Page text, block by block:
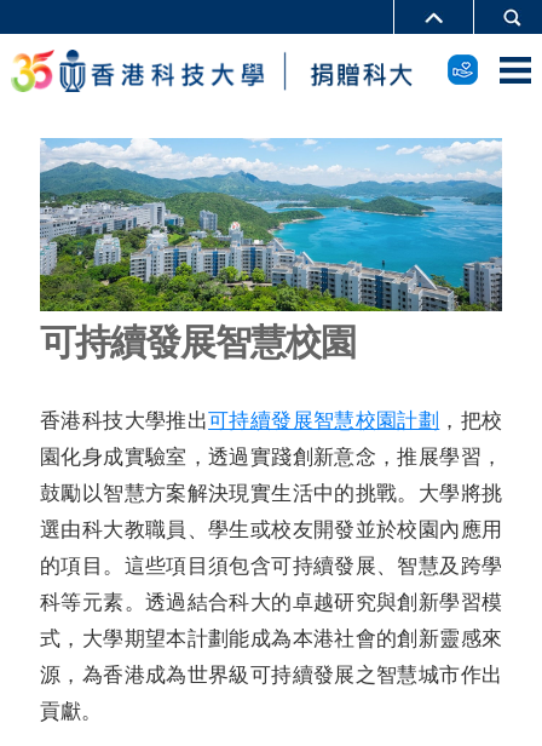
可持續發展智慧校園
香港科技大學推出可持續發展智慧校園計劃 ，把校
園化身成實驗室，透過實踐創新意念，推展學習，
鼓勵以智慧方案解決現實生活中的挑戰。大學將挑
選由科大教職員、學生或校友開發並於校園內應用
的項目。這些項目須包含可持續發展、智慧及跨學
科等元素。透過結合科大的卓越研究與創新學習模
式，大學期望本計劃能成為本港社會的創新靈感來
源，為香港成為世界級可持續發展之智慧城市作出
貢獻。